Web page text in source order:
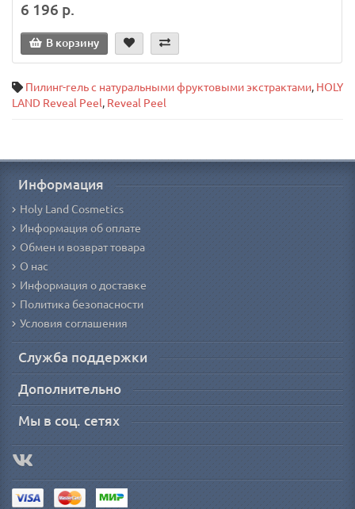
6 196 р.
В корзину
Пилинг-гель с натуральными фруктовыми экстрактами, HOLY
LAND Reveal Peel, Reveal Peel
Информация
Holy Land Cosmetics
Информация об оплате
Обмен и возврат товара
О нас
Информация о доставке
Политика безопасности
Условия соглашения
Служба поддержки
Дополнительно
Мы в соц. сетях